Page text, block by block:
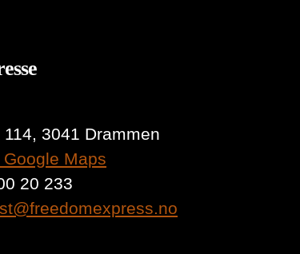
3041 Drammen
Maps
20 233